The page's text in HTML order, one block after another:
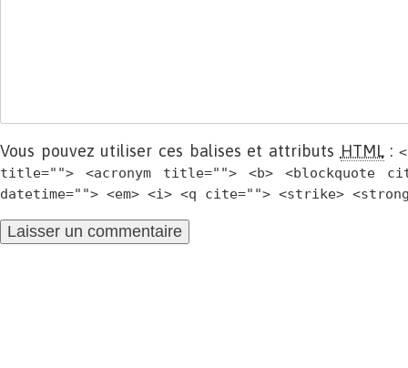
Vous pouvez utiliser ces balises et attributs HTML:
title=""> <acronym title=""> <b> <blockquote
datetime=""> <em> <i> <q cite=""> <strike>